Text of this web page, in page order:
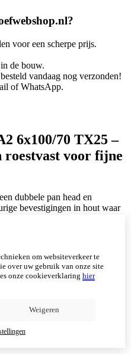
voor een scherpe prijs.
de bouw.
vandaag nog verzonden!
of WhatsApp.
6x100/70 TX25 –
roestvast voor fijne
dubbele pan head en
bevestigingen in hout waar
vereist zijn. Dankzij de
aandrijving
zonder wiebelen.
doordachte schroefgeometrie
voor fijn timmerwerk,
zonnesector.
in korte bevestigingen
slipvrije montage
om websiteverkeer te
over uw gebruik van onze site
onze cookieverklaring hier
Weigeren